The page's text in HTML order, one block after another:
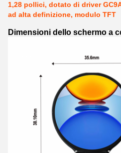
1,28 pollici, dotato di driver
ad alta definizione, modulo TFT
Dimensioni dello schermo a